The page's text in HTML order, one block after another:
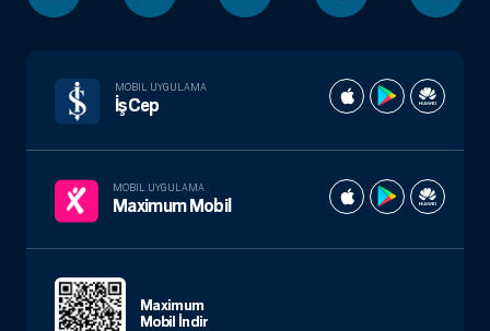
MOBIL UYGULAMA
İşCep
MOBIL UYGULAMA
Maximum Mobil
Maximum
Mobil İndir